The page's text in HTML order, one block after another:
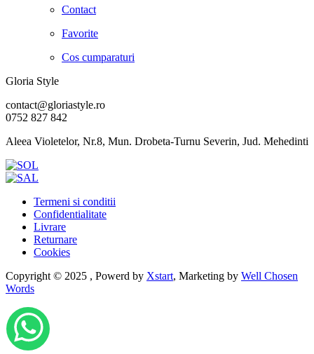
Contact
Favorite
Cos cumparaturi
Gloria Style
contact@gloriastyle.ro
0752 827 842
Aleea Violetelor, Nr.8, Mun. Drobeta-Turnu Severin, Jud. Mehedinti
Termeni si conditii
Confidentialitate
Livrare
Returnare
Cookies
Copyright © 2025 , Powerd by Xstart, Marketing by Well Chosen
Words